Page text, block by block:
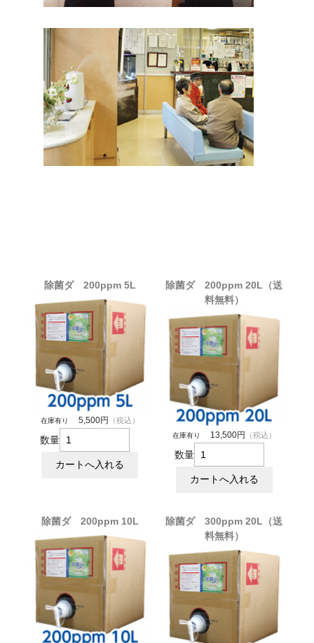
除菌ダ 200ppm 5L
在庫有り 5,500円 （税込）
数量
除菌ダ 200ppm 20L（送
料無料）
在庫有り 13,500円 （税込）
数量
除菌ダ 200ppm 10L
除菌ダ 300ppm 20L（送
料無料）